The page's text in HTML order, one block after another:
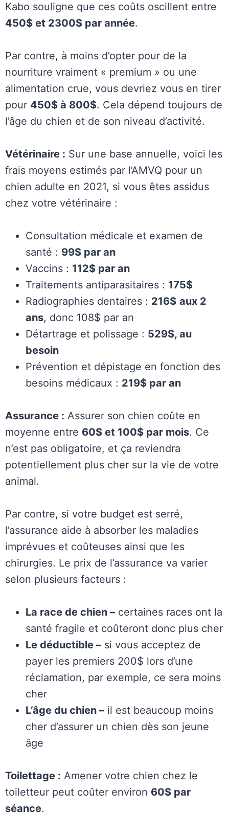
Kabo souligne que ces coûts oscillent entre
450$ et 2300$ par année.
Par contre, à moins d’opter pour de la
nourriture vraiment « premium » ou une
alimentation crue, vous devriez vous en tirer
pour 450$ à 800$. Cela dépend toujours de
l’âge du chien et de son niveau d’activité.
Vétérinaire : Sur une base annuelle, voici les
frais moyens estimés par l’AMVQ pour un
chien adulte en 2021, si vous êtes assidus
chez votre vétérinaire :
Consultation médicale et examen de
santé : 99$ par an
Vaccins : 112$ par an
Traitements antiparasitaires : 175$
Radiographies dentaires : 216$ aux 2
ans, donc 108$ par an
Détartrage et polissage : 529$, au
besoin
Prévention et dépistage en fonction des
besoins médicaux : 219$ par an
Assurance : Assurer son chien coûte en
moyenne entre 60$ et 100$ par mois. Ce
n’est pas obligatoire, et ça reviendra
potentiellement plus cher sur la vie de votre
animal.
Par contre, si votre budget est serré,
l’assurance aide à absorber les maladies
imprévues et coûteuses ainsi que les
chirurgies. Le prix de l’assurance va varier
selon plusieurs facteurs :
La race de chien – certaines races ont la
santé fragile et coûteront donc plus cher
Le déductible – si vous acceptez de
payer les premiers 200$ lors d’une
réclamation, par exemple, ce sera moins
cher
L’âge du chien – il est beaucoup moins
cher d’assurer un chien dès son jeune
âge
Toilettage : Amener votre chien chez le
toiletteur peut coûter environ 60$ par
séance.